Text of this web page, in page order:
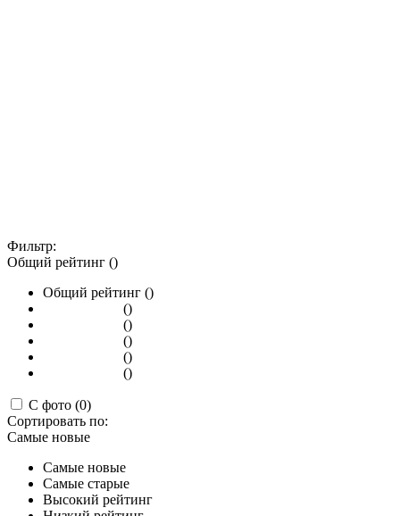
Фильтр:
Общий рейтинг ()
Общий рейтинг ()
()
()
()
()
()
С фото (0)
Сортировать по:
Самые новые
Самые новые
Самые старые
Высокий рейтинг